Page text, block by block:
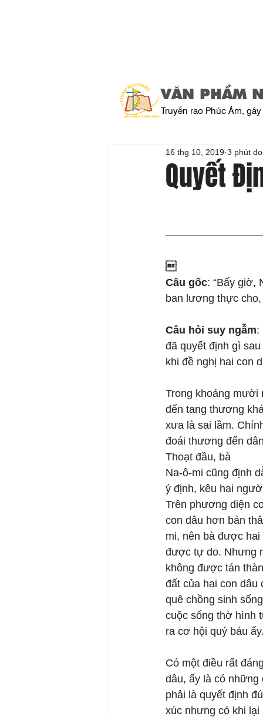
VĂN PHẨM
Truyền rao Phúc Âm,
Quyết
16 thg 10, 2019 3 phút

Câu gốc: “Bấy giờ,
ban lương thực
Câu hỏi suy ngẫm:
đã quyết định gì
khi đề nghị hai con
Trong khoảng mười
đến tang thương
xưa là sai lầm.
đoái thương đến
Thoạt đầu, bà
Na-ô-mi cũng định
ý định, kêu hai
Trên phương diện
con dâu hơn bản
mi, nên bà được
được tự do. Nhưng
không được tán
đất của hai con dâu
quê chồng sinh
cuộc sống thờ hình
ra cơ hội quý báu ấy.
Có một điều rất
dâu, ấy là có những
phải là quyết định
xúc nhưng có khi